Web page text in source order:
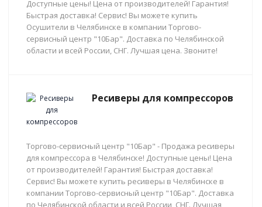
Доступные цены! Цена от производителей! Гарантия!
Быстрая доставка! Сервис! Вы можете купить
Осушители в Челябинске в компании Торгово-
сервисный центр "10Бар". Доставка по Челябинской
области и всей России, СНГ. Лучшая цена. Звоните!
Ресиверы для компрессоров
Торгово-сервисный центр "10Бар" - Продажа ресиверы
для компрессора в Челябинске! Доступные цены! Цена
от производителей! Гарантия! Быстрая доставка!
Сервис! Вы можете купить ресиверы в Челябинске в
компании Торгово-сервисный центр "10Бар". Доставка
по Челябинской области и всей России, СНГ. Лучшая